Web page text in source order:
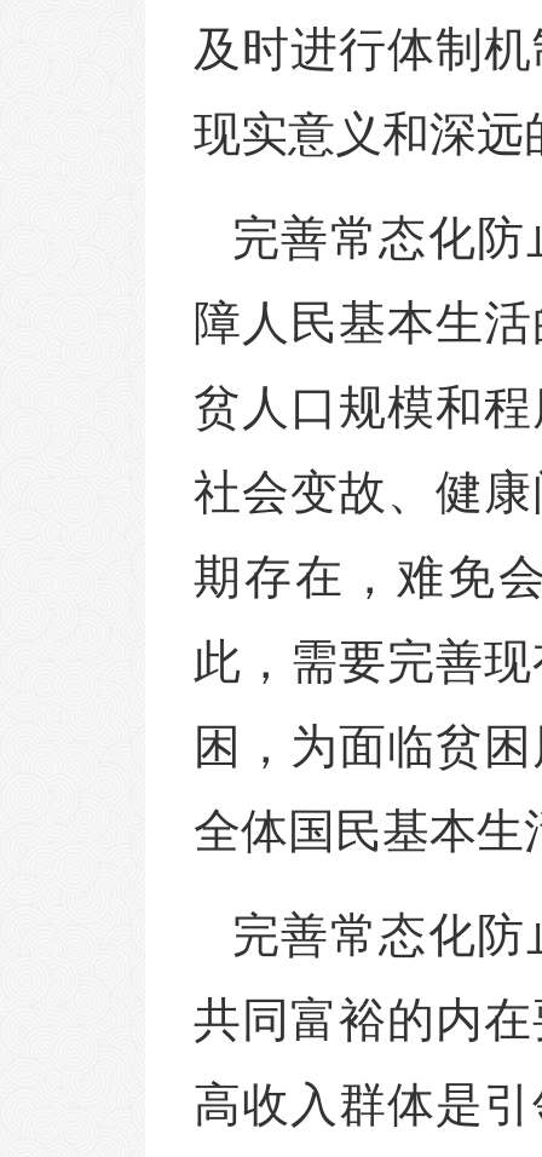
及时进行体制
现实意义和深远
完善常态化
障人民基本生
贫人口规模和
社会变故、健
期存在，难免
此，需要完善
困，为面临贫
全体国民基本
完善常态化
共同富裕的内
高收入群体是